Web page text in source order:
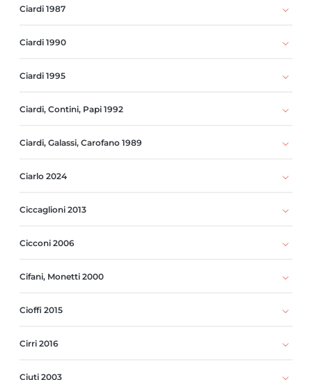
Ciardi 1987
Ciardi 1990
Ciardi 1995
Ciardi, Contini, Papi 1992
Ciardi, Galassi, Carofano 1989
Ciarlo 2024
Ciccaglioni 2013
Cicconi 2006
Cifani, Monetti 2000
Cioffi 2015
Cirri 2016
Ciuti 2003